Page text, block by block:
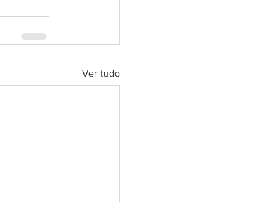
Ver tudo